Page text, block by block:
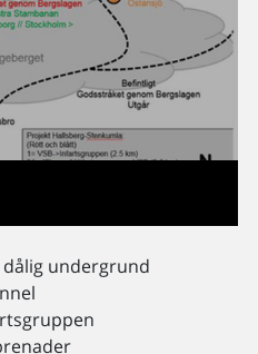
undergrund